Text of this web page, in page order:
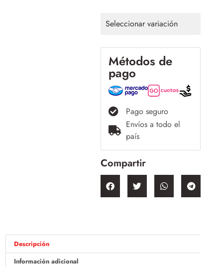
Seleccionar variación
Métodos de
pago
Pago seguro
Envíos a todo el
país
Compartir
Descripción
Información adicional